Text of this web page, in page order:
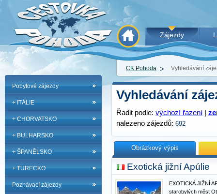
Zájezdy
CK Pohoda Vyhledávání
Pobytové zájezdy
+ ITÁLIE
+ CHORVATSKO
+ BULHARSKO
+ ŠPANĚLSKO
+ TURECKO
Poznávací zájezdy
Vyhledávání
Řadit podle: výchozí řazení
nalezeno zájezdů: 692
Obrázkový výpis
Exotická jižní Apúlie
EXOTICKÁ JIŽNÍ
starobylých měst